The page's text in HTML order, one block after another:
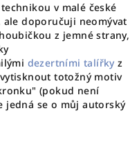
v malé české
doporučuji neomývat
z jemné strany,
dezertními talířky z
totožný motiv
(pokud není
jedná se o můj autorský